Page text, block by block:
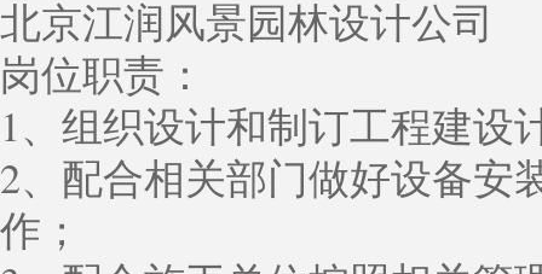
北京江润风景园林设计公司
岗位职责：
1、组织设计和制订工程建设
2、配合相关部门做好设备安
作；